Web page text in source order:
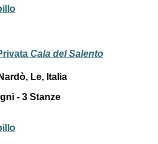
Cala del Salento
Le, Italia
- 3 Stanze